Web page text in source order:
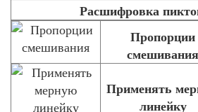
Расшифровка
Пропорции
смешивания
Применять
линейку